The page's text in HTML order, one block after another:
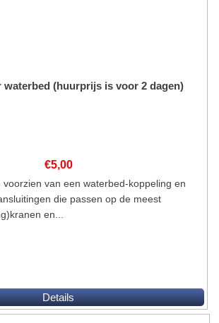
waterbed (huurprijs is voor 2 dagen)
€5,00
van een waterbed-koppeling en
die passen op de meest
en...
Details